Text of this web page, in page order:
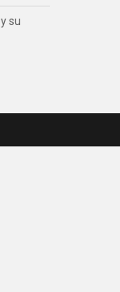
su